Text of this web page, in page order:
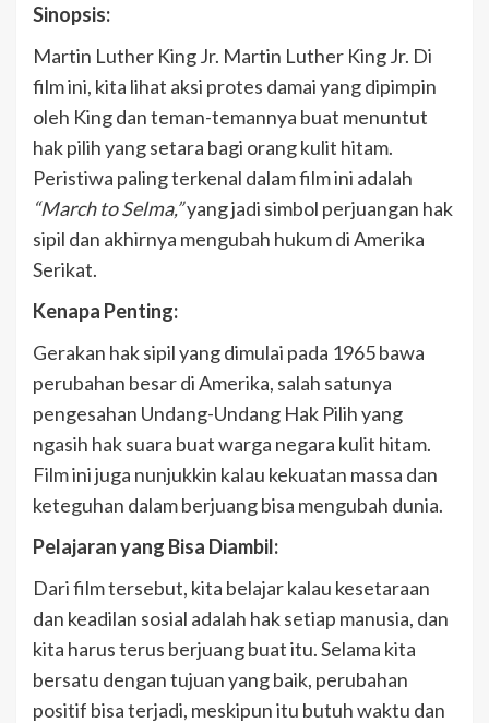
Sinopsis:
Martin Luther King Jr. Martin Luther King Jr. Di
film ini, kita lihat aksi protes damai yang dipimpin
oleh King dan teman-temannya buat menuntut
hak pilih yang setara bagi orang kulit hitam.
Peristiwa paling terkenal dalam film ini adalah
“March to Selma,”yang jadi simbol perjuangan hak
sipil dan akhirnya mengubah hukum di Amerika
Serikat.
Kenapa Penting:
Gerakan hak sipil yang dimulai pada 1965 bawa
perubahan besar di Amerika, salah satunya
pengesahan Undang-Undang Hak Pilih yang
ngasih hak suara buat warga negara kulit hitam.
Film ini juga nunjukkin kalau kekuatan massa dan
keteguhan dalam berjuang bisa mengubah dunia.
Pelajaran yang Bisa Diambil:
Dari film tersebut, kita belajar kalau kesetaraan
dan keadilan sosial adalah hak setiap manusia, dan
kita harus terus berjuang buat itu. Selama kita
bersatu dengan tujuan yang baik, perubahan
positif bisa terjadi, meskipun itu butuh waktu dan